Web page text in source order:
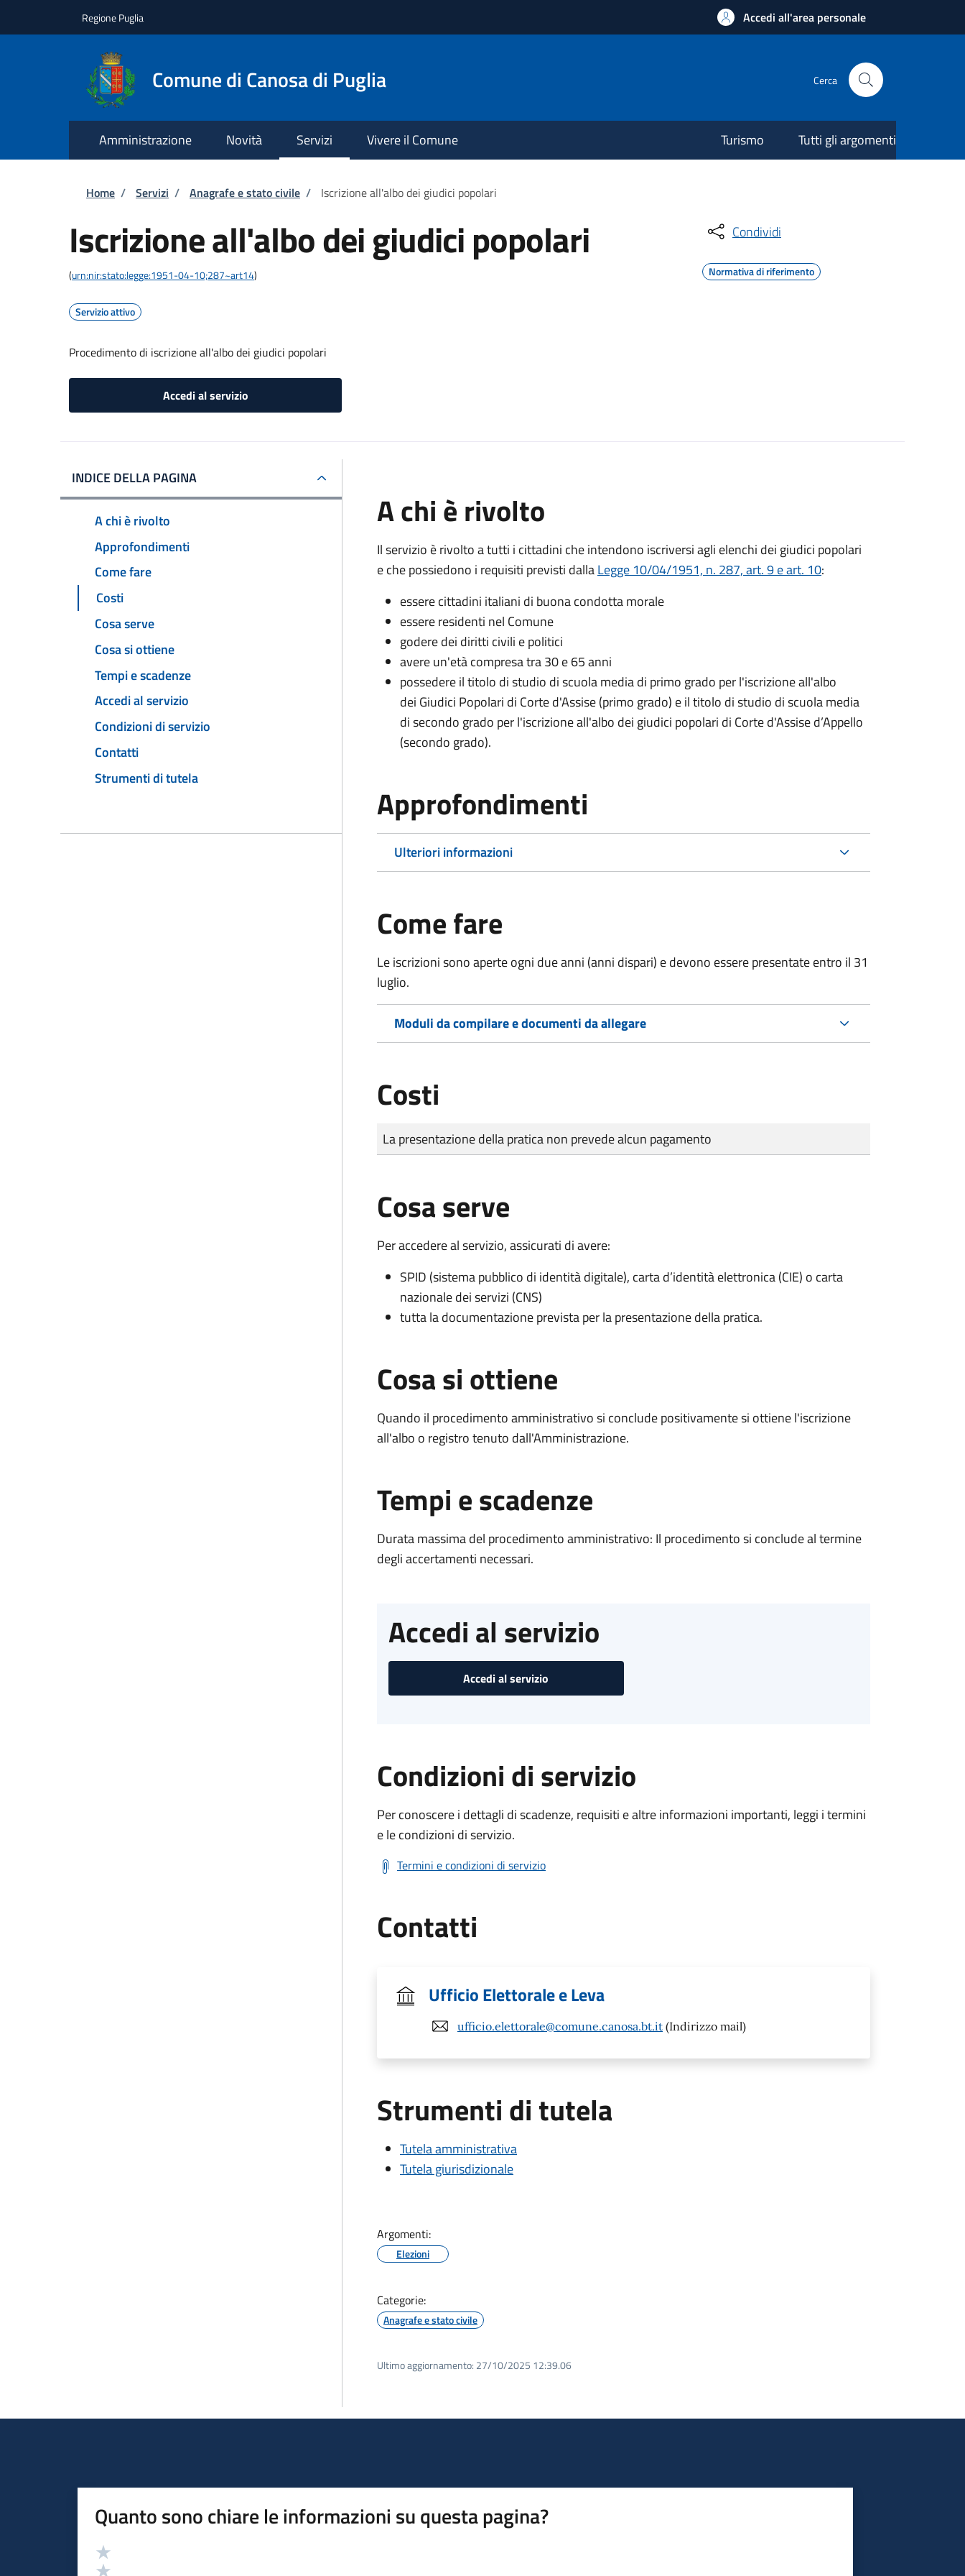
Regione Puglia Accedi all'area personale
Comune di Canosa di Puglia Cerca
Amministrazione Novità Servizi Vivere il Comune Turismo Tutti gli argomenti
Briciole di pane
Home / Servizi / Anagrafe e stato civile / Iscrizione all'albo dei giudici popolari
Iscrizione all'albo dei giudici popolari
(urn:nir:stato:legge:1951-04-10;287~art14)
Servizio attivo
Procedimento di iscrizione all'albo dei giudici popolari
Accedi al servizio
Condividi
Normativa di riferimento
INDICE DELLA PAGINA
A chi è rivolto
Approfondimenti
Come fare
Costi
Cosa serve
Cosa si ottiene
Tempi e scadenze
Accedi al servizio
Condizioni di servizio
Contatti
Strumenti di tutela
A chi è rivolto
Il servizio è rivolto a tutti i cittadini che intendono iscriversi agli elenchi dei giudici popolari
e che possiedono i requisiti previsti dallaLegge 10/04/1951, n. 287, art. 9 e art. 10:
essere cittadini italiani di buona condotta morale
essere residenti nel Comune
godere dei diritti civili e politici
avere un'età compresa tra 30 e 65 anni
possedere il titolo di studio di scuola media di primo grado per l'iscrizione all'albo
dei Giudici Popolari di Corte d'Assise (primo grado) e il titolo di studio di scuola media
di secondo grado per l'iscrizione all'albo dei giudici popolari di Corte d'Assise d’Appello
(secondo grado).
Approfondimenti
Ulteriori informazioni
Come fare
Le iscrizioni sono aperte ogni due anni (anni dispari) e devono essere presentate entro il 31
luglio.
Moduli da compilare e documenti da allegare
Costi
Tipo di pagamento
Importo
La presentazione della pratica non prevede alcun pagamento
Cosa serve
Per accedere al servizio, assicurati di avere:
SPID (sistema pubblico di identità digitale), carta d’identità elettronica (CIE) o carta
nazionale dei servizi (CNS)
tutta la documentazione prevista per la presentazione della pratica.
Cosa si ottiene
Quando il procedimento amministrativo si conclude positivamente si ottiene l'iscrizione
all'albo o registro tenuto dall'Amministrazione.
Tempi e scadenze
Durata massima del procedimento amministrativo: Il procedimento si conclude al termine
degli accertamenti necessari.
Accedi al servizio
Accedi al servizio
Condizioni di servizio
Per conoscere i dettagli di scadenze, requisiti e altre informazioni importanti, leggi i termini
e le condizioni di servizio.
Termini e condizioni di servizio
Contatti
Ufficio Elettorale e Leva
ufficio.elettorale@comune.canosa.bt.it (Indirizzo mail)
Strumenti di tutela
Tutela amministrativa
Tutela giurisdizionale
Argomenti:
Elezioni
Categorie:
Anagrafe e stato civile
Ultimo aggiornamento: 27/10/2025 12:39.06
Quanto sono chiare le informazioni su questa pagina?
Valutazione